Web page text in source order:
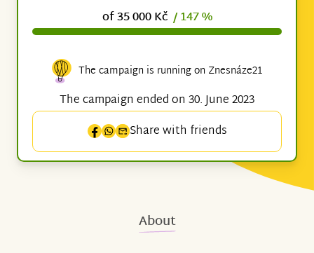
of 35 000 Kč / 147 %
The campaign is running on Znesnáze21
The campaign ended on 30. June 2023
Share with friends
About